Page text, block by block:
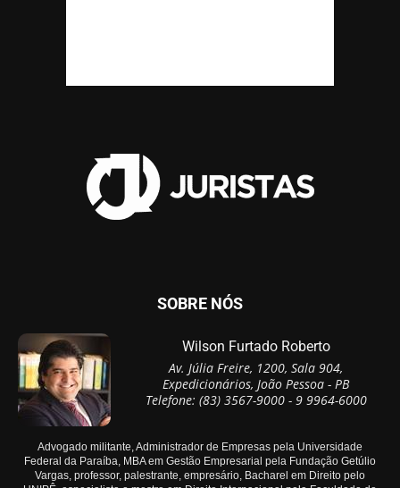
SOBRE NÓS
Wilson Furtado Roberto
Av. Júlia Freire, 1200, Sala 904,
Expedicionários, João Pessoa - PB
Telefone: (83) 3567-9000 - 9 9964-6000
Advogado militante, Administrador de Empresas pela Universidade
Federal da Paraíba, MBA em Gestão Empresarial pela Fundação Getúlio
Vargas, professor, palestrante, empresário, Bacharel em Direito pelo